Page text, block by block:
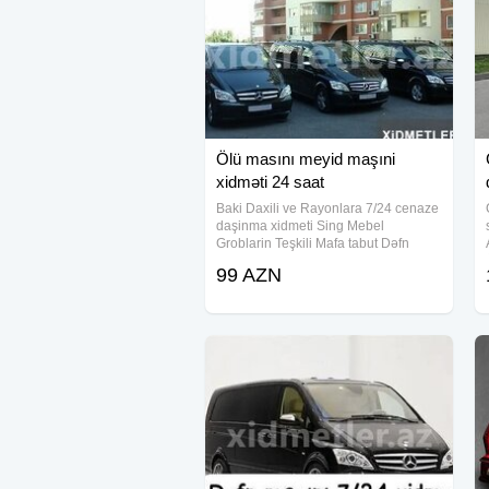
Ölü masını meyid maşıni
xidməti 24 saat
Baki Daxili ve Rayonlara 7/24 cenaze
daşinma xidmeti Sing Mebel
Groblarin Teşkili Mafa tabut Dəfn
cənazə aftomobilerin teskili seher
xidməti tabut və
99 AZN